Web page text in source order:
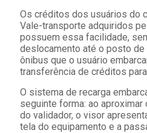
Os créditos dos usuários do
Vale-transporte adquiridos
possuem essa facilidade,
deslocamento até o posto de
ônibus que o usuário
transferência de créditos
O sistema de recarga
seguinte forma: ao aproximar
do validador, o visor
tela do equipamento e a